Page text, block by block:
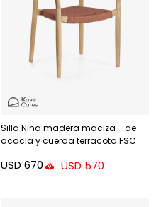
Silla Nina madera maciza - de
acacia y cuerda terracota FSC
USD 670 USD 570